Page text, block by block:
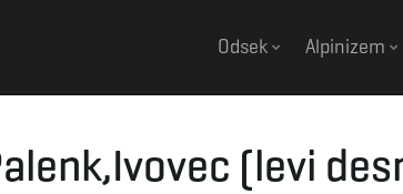
Odsek Alpinizem
(levi